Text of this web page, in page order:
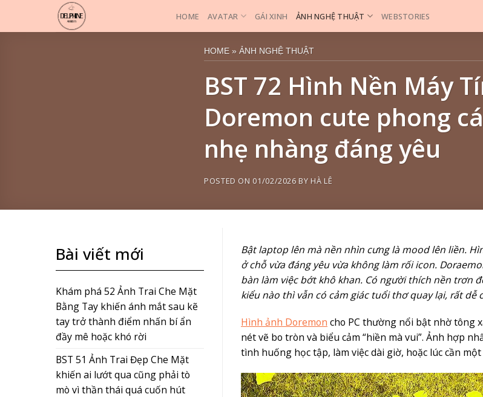
HOME AVATAR GÁI XINH ẢNH NGHỆ THUẬT WEBSTORIES
HOME » ẢNH NGHỆ THUẬT
BST 72 Hình Nền Máy
Doremon cute phong
nhẹ nhàng đáng yêu
POSTED ON 01/02/2026 BY HÀ LÊ
Bài viết mới
Khám phá 52 Ảnh Trai Che Mặt
Bằng Tay khiến ánh mắt sau kẽ
tay trở thành điểm nhấn bí ẩn
đầy mê hoặc khó rời
BST 51 Ảnh Trai Đẹp Che Mặt
khiến ai lướt qua cũng phải tò
mò vì thần thái quá cuốn hút
Bật laptop lên mà nền nhìn cưng là mood lên liền.
ở chỗ vừa đáng yêu vừa không làm rối icon.
bàn làm việc bớt khô khan. Có người thích nền trơn
kiểu nào thì vẫn có cảm giác tuổi thơ quay lại, rất dễ
Hình ảnh Doremon cho PC thường nổi bật nhờ tông
nét vẽ bo tròn và biểu cảm “hiền mà vui”. Ảnh hợp
tình huống học tập, làm việc dài giờ, hoặc lúc cần